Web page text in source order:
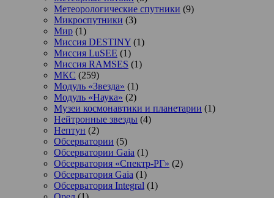
Метеорологические спутники (9)
Микроспутники (3)
Мир (1)
Миссия DESTINY (1)
Миссия LuSEE (1)
Миссия RAMSES (1)
МКС (259)
Модуль «Звезда» (1)
Модуль «Наука» (2)
Музеи космонавтики и планетарии (1)
Нейтронные звезды (4)
Нептун (2)
Обсерватории (5)
Обсерватории Gaia (1)
Обсерватория «Спектр-РГ» (2)
Обсерватория Gaia (1)
Обсерватория Integral (1)